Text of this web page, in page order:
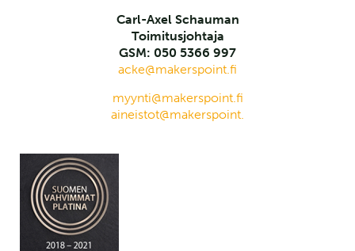
Carl-Axel Schauman
Toimitusjohtaja
GSM: 050 5366 997
acke@makerspoint.fi
myynti@makerspoint.fi
aineistot@makerspoint.